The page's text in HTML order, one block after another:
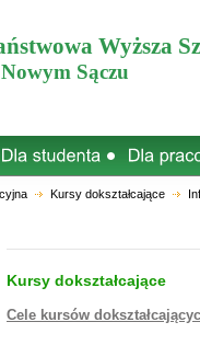
Wyższa
Sączu
Kursy dokształcające
Kursy dokształcające
Cele kursów